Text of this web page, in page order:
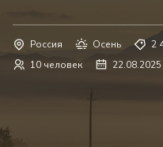
Россия Осень 2
10 человек